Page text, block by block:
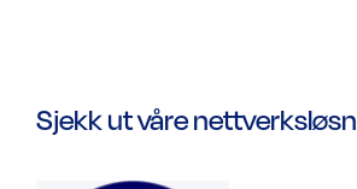
Sjekk ut våre